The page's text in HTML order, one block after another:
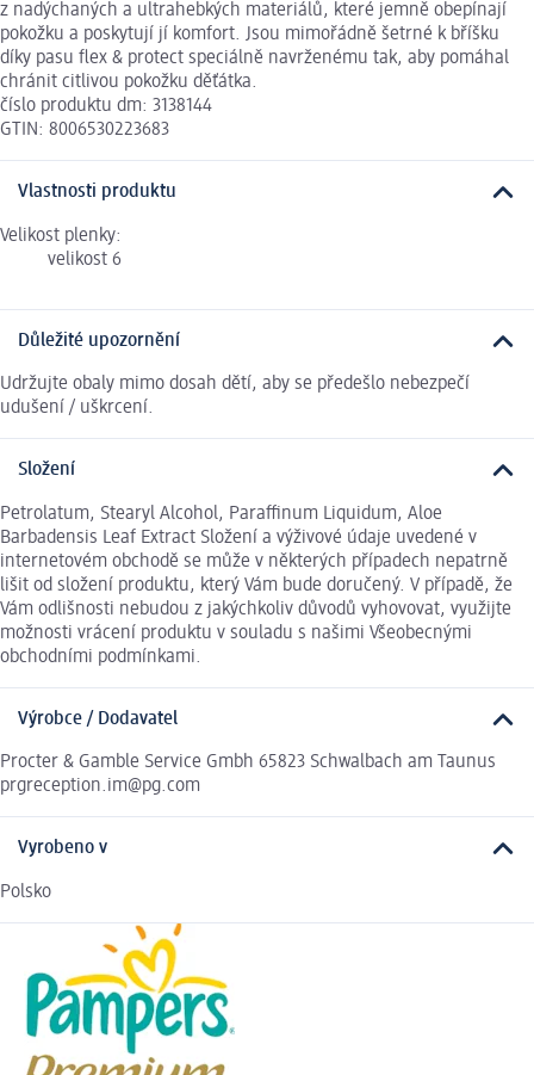
z nadýchaných a ultrahebkých materiálů, které jemně obepínají
pokožku a poskytují jí komfort. Jsou mimořádně šetrné k bříšku
díky pasu flex & protect speciálně navrženému tak, aby pomáhal
chránit citlivou pokožku děťátka.
číslo produktu dm: 3138144
GTIN: 8006530223683
Vlastnosti produktu
Velikost plenky:
velikost 6
Důležité upozornění
Udržujte obaly mimo dosah dětí, aby se předešlo nebezpečí
udušení / uškrcení.
Složení
Petrolatum, Stearyl Alcohol, Paraffinum Liquidum, Aloe
Barbadensis Leaf Extract Složení a výživové údaje uvedené v
internetovém obchodě se může v některých případech nepatrně
lišit od složení produktu, který Vám bude doručený. V případě, že
Vám odlišnosti nebudou z jakýchkoliv důvodů vyhovovat, využijte
možnosti vrácení produktu v souladu s našimi Všeobecnými
obchodními podmínkami.
Výrobce / Dodavatel
Procter & Gamble Service Gmbh 65823 Schwalbach am Taunus
prgreception.im@pg.com
Vyrobeno v
Polsko